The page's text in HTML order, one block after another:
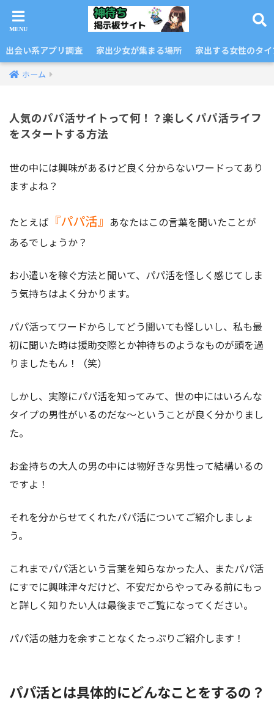
出会い系アプリ調査 家出少女が集まる場所 家出する女性のタ
ホーム
人気のパパ活サイトって何！？楽しくパパ活ライフ
をスタートする方法
世の中には興味があるけど良く分からないワードってあり
ますよね？
たとえば 『パパ活』 あなたはこの言葉を聞いたことが
あるでしょうか？
お小遣いを稼ぐ方法と聞いて、パパ活を怪しく感じてしま
う気持ちはよく分かります。
パパ活ってワードからしてどう聞いても怪しいし、私も最
初に聞いた時は援助交際とか神待ちのようなものが頭を過
りましたもん！（笑）
しかし、実際にパパ活を知ってみて、世の中にはいろんな
タイプの男性がいるのだな～ということが良く分かりまし
た。
お金持ちの大人の男の中には物好きな男性って結構いるの
ですよ！
それを分からせてくれたパパ活についてご紹介しましょ
う。
これまでパパ活という言葉を知らなかった人、またパパ活
にすでに興味津々だけど、不安だからやってみる前にもっ
と詳しく知りたい人は最後までご覧になってください。
パパ活の魅力を余すことなくたっぷりご紹介します！
パパ活とは具体的にどんなことをするの？